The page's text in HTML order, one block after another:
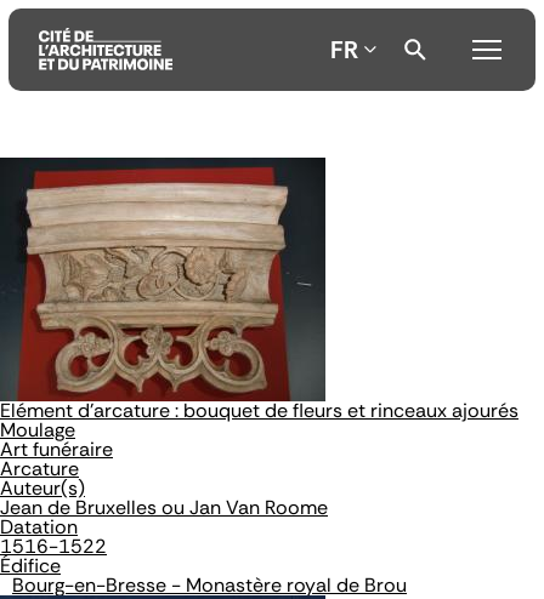
Aller
au
contenu
principal
Aller
au
menu
principal
Aller
recherche
FR
Elément d'arcature : bouquet de fleurs et rinceaux ajourés
Moulage
Art funéraire
Arcature
Auteur(s)
Jean de Bruxelles ou Jan Van Roome
Datation
1516-1522
Édifice
Bourg-en-Bresse - Monastère royal de Brou